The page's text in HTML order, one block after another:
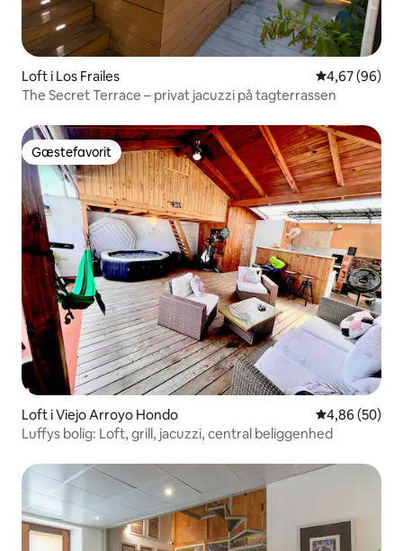
Loft i Los Frailes 4,67 ud af 5 i
4,67 (96)
The Secret Terrace – privat jacuzzi på tagterrassen
Gæstefavorit
Gæstefavorit
Loft i Viejo Arroyo Hondo 4,86 ud af 5 i
4,86 (50)
Luffys bolig: Loft, grill, jacuzzi, central beliggenhed